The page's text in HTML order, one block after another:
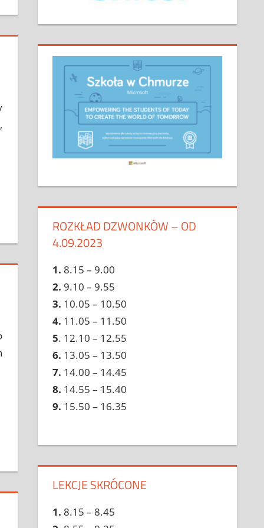
ROZKŁAD DZWONKÓW – OD
4.09.2023
1. 8.15 – 9.00
2. 9.10 – 9.55
3. 10.05 – 10.50
4. 11.05 – 11.50
5. 12.10 – 12.55
6. 13.05 – 13.50
7. 14.00 – 14.45
8. 14.55 – 15.40
9. 15.50 – 16.35
LEKCJE SKRÓCONE
1. 8.15 – 8.45